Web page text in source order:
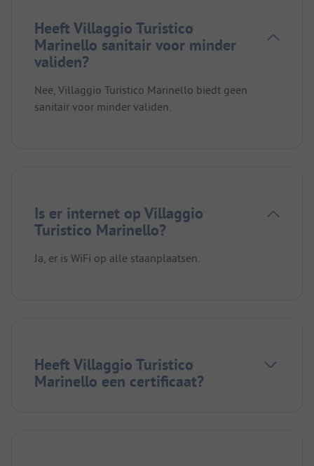
Heeft Villaggio Turistico
Marinello sanitair voor minder
validen?
Nee, Villaggio Turistico Marinello biedt geen
sanitair voor minder validen.
Is er internet op Villaggio
Turistico Marinello?
Ja, er is WiFi op alle staanplaatsen.
Heeft Villaggio Turistico
Marinello een certificaat?